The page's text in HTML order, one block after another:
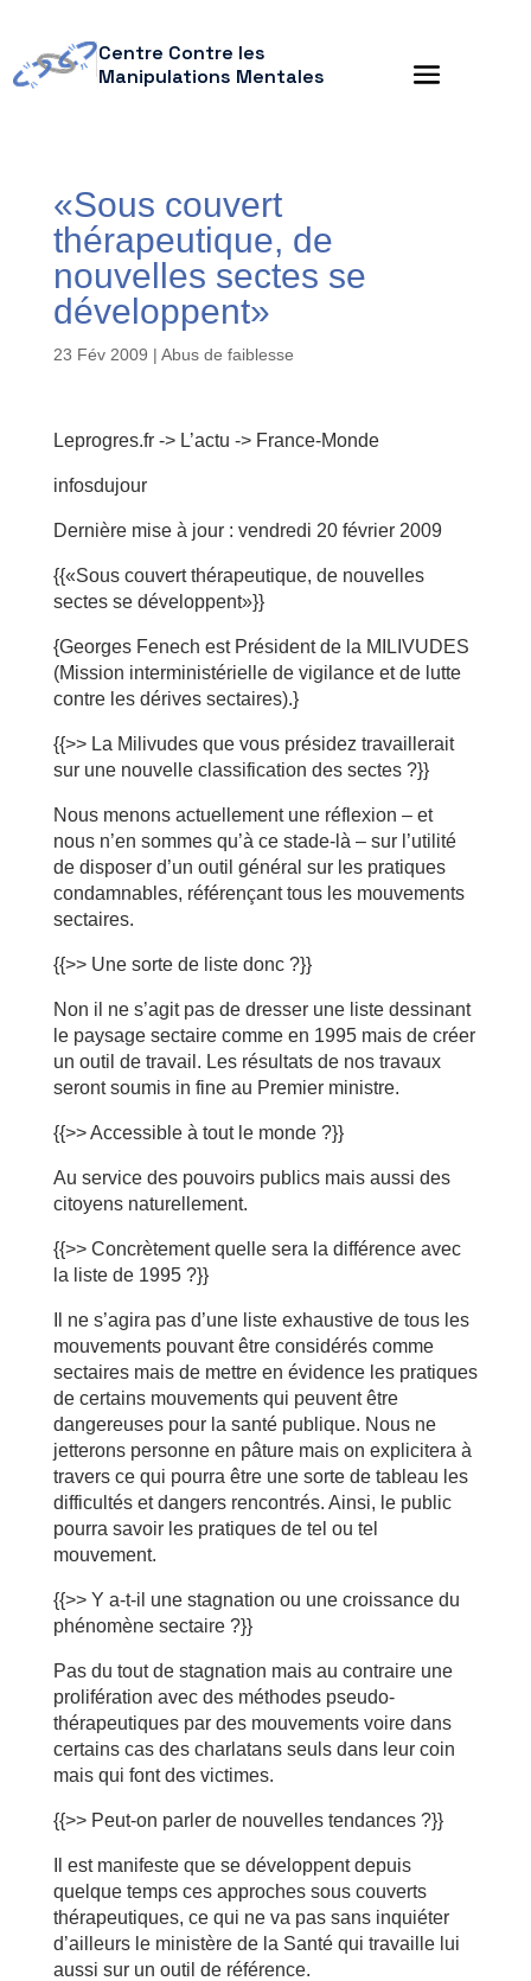
Centre Contre les
Manipulations Mentales
«Sous couvert
thérapeutique, de
nouvelles sectes se
développent»
23 Fév 2009 | Abus de faiblesse
Leprogres.fr -> L’actu -> France-Monde
infosdujour
Dernière mise à jour : vendredi 20 février 2009
{{«Sous couvert thérapeutique, de nouvelles
sectes se développent»}}
{Georges Fenech est Président de la MILIVUDES
(Mission interministérielle de vigilance et de lutte
contre les dérives sectaires).}
{{>> La Milivudes que vous présidez travaillerait
sur une nouvelle classification des sectes ?}}
Nous menons actuellement une réflexion – et
nous n’en sommes qu’à ce stade-là – sur l’utilité
de disposer d’un outil général sur les pratiques
condamnables, référençant tous les mouvements
sectaires.
{{>> Une sorte de liste donc ?}}
Non il ne s’agit pas de dresser une liste dessinant
le paysage sectaire comme en 1995 mais de créer
un outil de travail. Les résultats de nos travaux
seront soumis in fine au Premier ministre.
{{>> Accessible à tout le monde ?}}
Au service des pouvoirs publics mais aussi des
citoyens naturellement.
{{>> Concrètement quelle sera la différence avec
la liste de 1995 ?}}
Il ne s’agira pas d’une liste exhaustive de tous les
mouvements pouvant être considérés comme
sectaires mais de mettre en évidence les pratiques
de certains mouvements qui peuvent être
dangereuses pour la santé publique. Nous ne
jetterons personne en pâture mais on explicitera à
travers ce qui pourra être une sorte de tableau les
difficultés et dangers rencontrés. Ainsi, le public
pourra savoir les pratiques de tel ou tel
mouvement.
{{>> Y a-t-il une stagnation ou une croissance du
phénomène sectaire ?}}
Pas du tout de stagnation mais au contraire une
prolifération avec des méthodes pseudo-
thérapeutiques par des mouvements voire dans
certains cas des charlatans seuls dans leur coin
mais qui font des victimes.
{{>> Peut-on parler de nouvelles tendances ?}}
Il est manifeste que se développent depuis
quelque temps ces approches sous couverts
thérapeutiques, ce qui ne va pas sans inquiéter
d’ailleurs le ministère de la Santé qui travaille lui
aussi sur un outil de référence.